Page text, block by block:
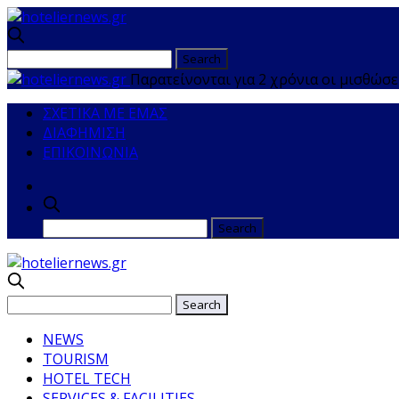
Παρατείνονται για 2 χρόνια οι
ΣΧΕΤΙΚΑ ΜΕ ΕΜΑΣ
ΔΙΑΦΗΜΙΣΗ
ΕΠΙΚΟΙΝΩΝΙΑ
NEWS
TOURISM
HOTEL TECH